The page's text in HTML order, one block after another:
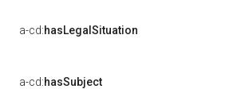
a-cd:hasLegalSituation
a-cd:hasSubject